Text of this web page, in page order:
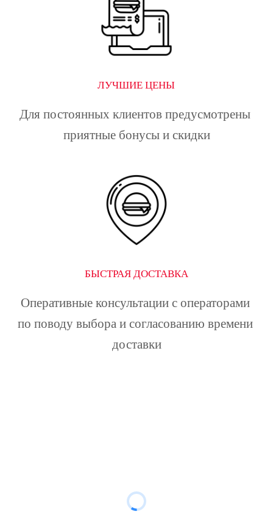
ЛУЧШИЕ ЦЕНЫ
Для постоянных клиентов предусмотрены
приятные бонусы и скидки
БЫСТРАЯ ДОСТАВКА
Оперативные консультации с операторами
по поводу выбора и согласованию времени
доставки